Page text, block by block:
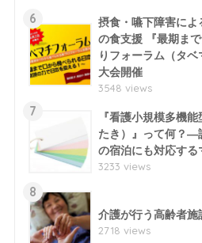
6
摂食・嚥下障害に
の食支援 『最期ま
りフォーラム（タ
大会開催
3548 views
7
『看護小規模多機
たき）』って何？―
の宿泊にも対応する
3233 views
8
介護が行う高齢者施
2718 views